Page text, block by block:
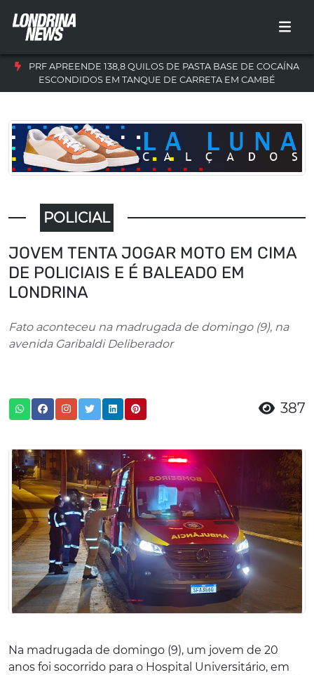
PRF APREENDE 138,8 QUILOS DE PASTA BASE DE COCAÍNA
ESCONDIDOS EM TANQUE DE CARRETA EM CAMBÉ
POLICIAL
JOVEM TENTA JOGAR MOTO EM CIMA
DE POLICIAIS E É BALEADO EM
LONDRINA
Fato aconteceu na madrugada de domingo (9), na
avenida Garibaldi Deliberador
387
Na madrugada de domingo (9), um jovem de 20
anos foi socorrido para o Hospital Universitário, em